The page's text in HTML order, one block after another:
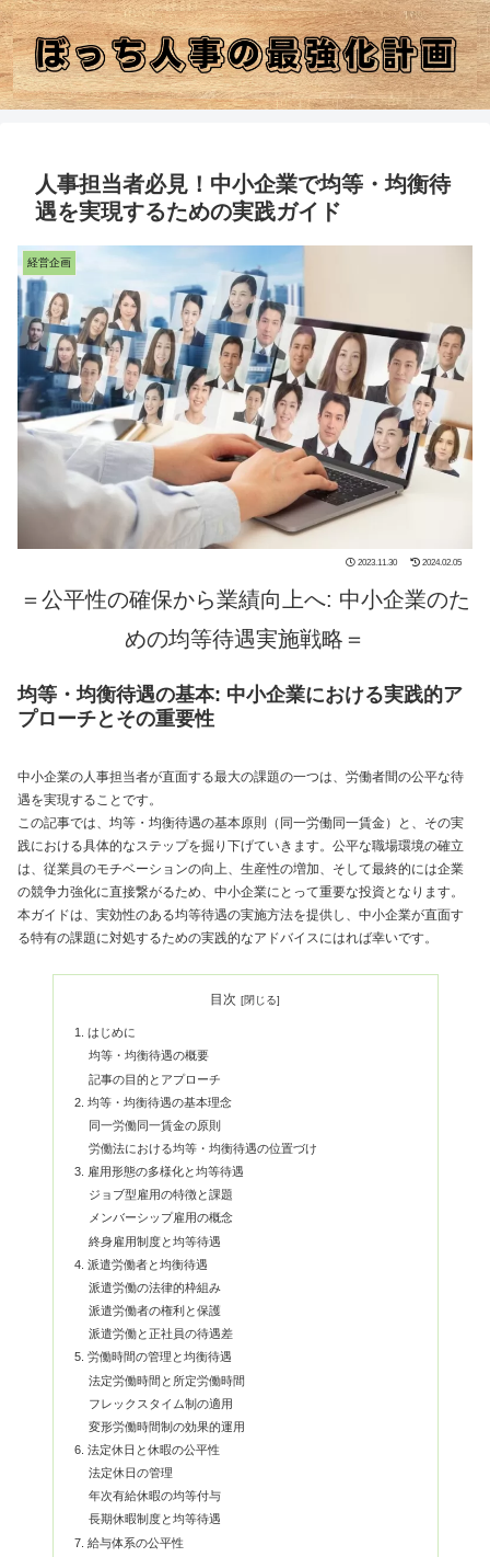
人事担当者必見！中小企業で均等・均衡待
遇を実現するための実践ガイド
経営企画
2023.11.30 2024.02.05
＝公平性の確保から業績向上へ: 中小企業のた
めの均等待遇実施戦略＝
均等・均衡待遇の基本: 中小企業における実践的ア
プローチとその重要性
中小企業の人事担当者が直面する最大の課題の一つは、労働者間の公平な待
遇を実現することです。
この記事では、均等・均衡待遇の基本原則（同一労働同一賃金）と、その実
践における具体的なステップを掘り下げていきます。公平な職場環境の確立
は、従業員のモチベーションの向上、生産性の増加、そして最終的には企業
の競争力強化に直接繋がるため、中小企業にとって重要な投資となります。
本ガイドは、実効性のある均等待遇の実施方法を提供し、中小企業が直面す
る特有の課題に対処するための実践的なアドバイスにはれば幸いです。
目次
1. はじめに
均等・均衡待遇の概要
記事の目的とアプローチ
2. 均等・均衡待遇の基本理念
同一労働同一賃金の原則
労働法における均等・均衡待遇の位置づけ
3. 雇用形態の多様化と均等待遇
ジョブ型雇用の特徴と課題
メンバーシップ雇用の概念
終身雇用制度と均等待遇
4. 派遣労働者と均衡待遇
派遣労働の法律的枠組み
派遣労働者の権利と保護
派遣労働と正社員の待遇差
5. 労働時間の管理と均衡待遇
法定労働時間と所定労働時間
フレックスタイム制の適用
変形労働時間制の効果的運用
6. 法定休日と休暇の公平性
法定休日の管理
年次有給休暇の均等付与
長期休暇制度と均等待遇
7. 給与体系の公平性